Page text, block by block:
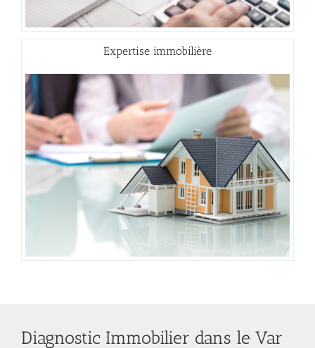
Expertise immobilière
Diagnostic Immobilier dans le Var